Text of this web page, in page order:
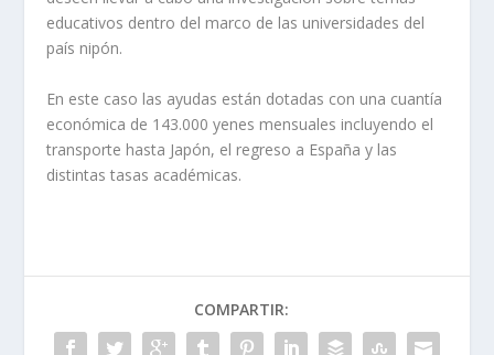
educativos dentro del marco de las universidades del
país nipón.
En este caso las ayudas están dotadas con una cuantía
económica de 143.000 yenes mensuales incluyendo el
transporte hasta Japón, el regreso a España y las
distintas tasas académicas.
COMPARTIR: